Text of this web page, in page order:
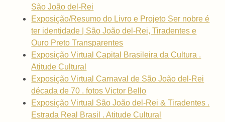
São João del-Rei
Exposição/Resumo do Livro e Projeto Ser nobre é
ter identidade | São João del-Rei, Tiradentes e
Ouro Preto Transparentes
Exposição Virtual Capital Brasileira da Cultura .
Atitude Cultural
Exposição Virtual Carnaval de São João del-Rei
década de 70 . fotos Victor Bello
Exposição Virtual São João del-Rei & Tiradentes .
Estrada Real Brasil . Atitude Cultural